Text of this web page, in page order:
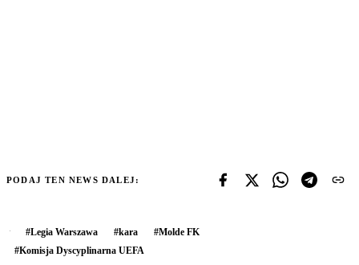
PODAJ TEN NEWS DALEJ:
#Legia Warszawa #kara #Molde FK
#Komisja Dyscyplinarna UEFA